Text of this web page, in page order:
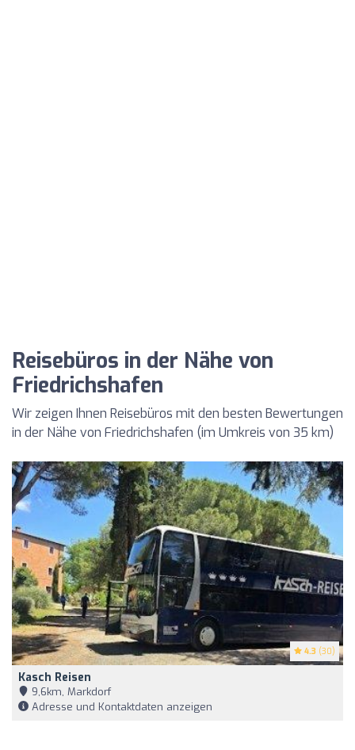
Reisebüros in der Nähe von
Friedrichshafen
Wir zeigen Ihnen Reisebüros mit den besten Bewertungen
in der Nähe von Friedrichshafen (im Umkreis von 35 km)
4.3 (30)
Kasch Reisen
9,6km, Markdorf
Adresse und Kontaktdaten anzeigen